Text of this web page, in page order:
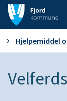
F
j
r
D
Hjelpemiddel